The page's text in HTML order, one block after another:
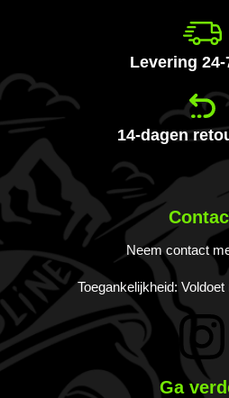
Levering
14-dagen
Neem contact
Toegankelijkheid:
Ga